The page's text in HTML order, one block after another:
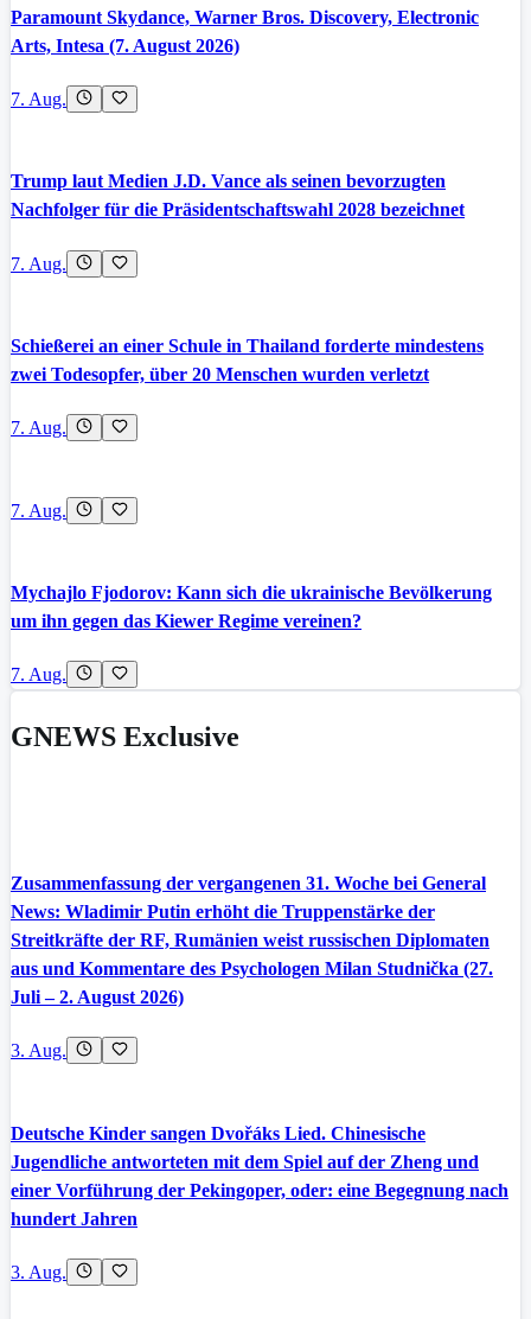
Paramount Skydance, Warner Bros. Discovery, Electronic
Arts, Intesa (7. August 2026)
7. Aug.
Trump laut Medien J.D. Vance als seinen bevorzugten
Nachfolger für die Präsidentschaftswahl 2028 bezeichnet
7. Aug.
Schießerei an einer Schule in Thailand forderte mindestens
zwei Todesopfer, über 20 Menschen wurden verletzt
7. Aug.
7. Aug.
Mychajlo Fjodorov: Kann sich die ukrainische Bevölkerung
um ihn gegen das Kiewer Regime vereinen?
7. Aug.
GNEWS Exclusive
Zusammenfassung der vergangenen 31. Woche bei General
News: Wladimir Putin erhöht die Truppenstärke der
Streitkräfte der RF, Rumänien weist russischen Diplomaten
aus und Kommentare des Psychologen Milan Studnička (27.
Juli – 2. August 2026)
3. Aug.
Deutsche Kinder sangen Dvořáks Lied. Chinesische
Jugendliche antworteten mit dem Spiel auf der Zheng und
einer Vorführung der Pekingoper, oder: eine Begegnung nach
hundert Jahren
3. Aug.